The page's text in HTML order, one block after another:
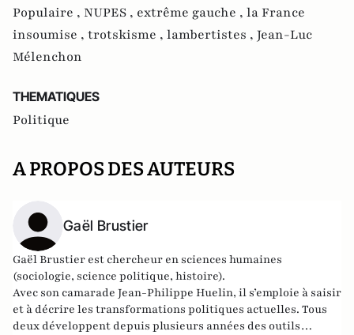
Populaire , NUPES , extrême gauche , la France
insoumise , trotskisme , lambertistes , Jean-Luc
Mélenchon
THEMATIQUES
Politique
A PROPOS DES AUTEURS
Gaël Brustier
Gaël Brustier est chercheur en sciences humaines
(sociologie, science politique, histoire).
Avec son camarade Jean-Philippe Huelin, il s’emploie à saisir
et à décrire les transformations politiques actuelles. Tous
deux développent depuis plusieurs années des outils